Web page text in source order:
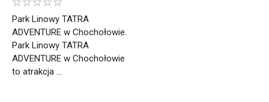
Park Linowy TATRA
ADVENTURE w Chochołowie.
Park Linowy TATRA
ADVENTURE w Chochołowie
to atrakcja ...